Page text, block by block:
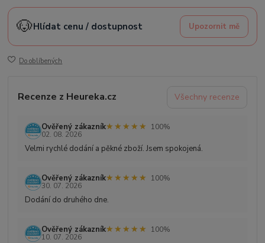
🐶Hlídat cenu / dostupnost Upozornit mě
Do oblíbených
Recenze z Heureka.cz Všechny recenze
Ověřený zákazník★★★★★
★★★★★
100%
02. 08. 2026
Velmi rychlé dodání a pěkné zboží. Jsem spokojená.
Ověřený zákazník★★★★★
★★★★★
100%
30. 07. 2026
Dodání do druhého dne.
Ověřený zákazník★★★★★
★★★★★
100%
10. 07. 2026